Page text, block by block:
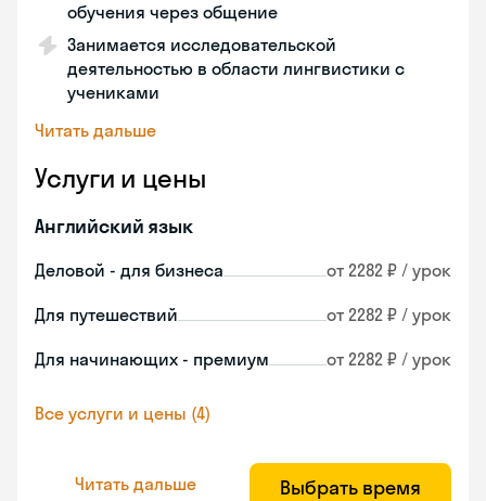
обучения через общение
Занимается исследовательской
деятельностью в области лингвистики с
учениками
Читать дальше
Услуги и цены
Английский язык
Деловой - для бизнеса от 2282 ₽ / урок
Для путешествий от 2282 ₽ / урок
Для начинающих - премиум от 2282 ₽ / урок
Все услуги и цены (4)
Читать дальше Выбрать время